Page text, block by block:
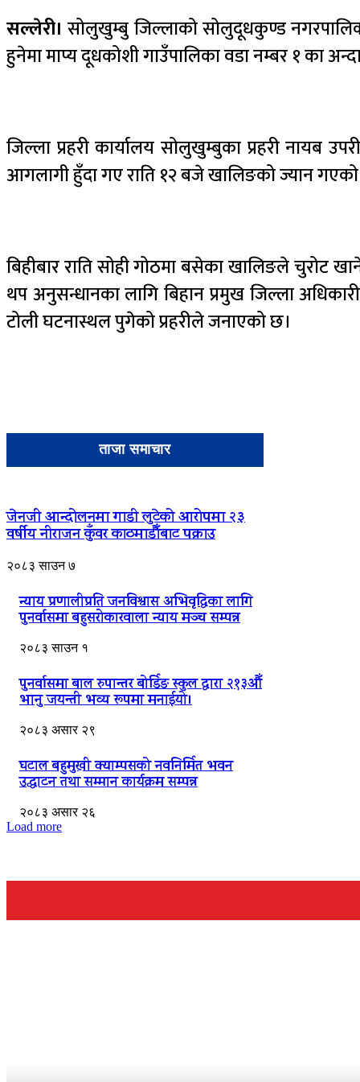
सल्लेरी। सोलुखुम्बु जिल्लाको सोलुदूधकुण्ड
हुनेमा माप्य दूधकोशी गाउँपालिका वडा नम्बर १ का
जिल्ला प्रहरी कार्यालय सोलुखुम्बुका प्रहरी नायब
आगलागी हुँदा गए राति १२ बजे खालिङको ज्यान
बिहीबार राति सोही गोठमा बसेका खालिङले चुरोट
थप अनुसन्धानका लागि बिहान प्रमुख जिल्ला
टोली घटनास्थल पुगेको प्रहरीले जनाएको छ।
ताजा समाचार
जेनजी आन्दोलनमा गाडी लुटेको आरोपमा २३
वर्षीय नीराजन कुँवर काठमाडौँबाट पक्राउ
२०८३ साउन ७
न्याय प्रणालीप्रति जनविश्वास अभिवृद्धिका लागि
पुनर्वासमा बहुसरोकारवाला न्याय मञ्च सम्पन्न
२०८३ साउन १
पुनर्वासमा बाल रुपान्तर बोर्डिङ स्कुल द्धारा २१३औँ
भानु जयन्ती भव्य रूपमा मनाईयो।
२०८३ असार २९
घटाल बहुमुखी क्याम्पसको नवनिर्मित भवन
उद्घाटन तथा सम्मान कार्यक्रम सम्पन्न
२०८३ असार २६
Load more